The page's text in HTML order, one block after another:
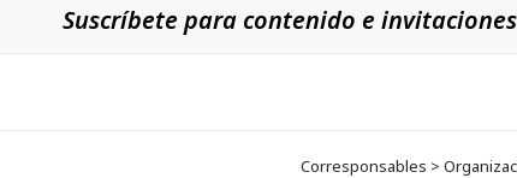
Suscríbete para contenido e invitaciones
Corresponsables >